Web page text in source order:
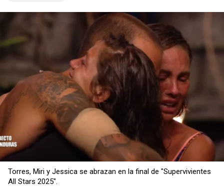
Copiar
Torres, Miri y Jessica se abrazan en la final de "Supervivientes
All Stars 2025".